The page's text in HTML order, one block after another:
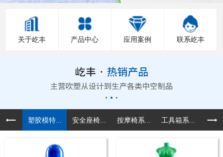
关于屹丰 产品中心 应用案例 联系屹丰
塑胶模特... 安全座椅... 按摩椅系... 工具箱系... 汽车